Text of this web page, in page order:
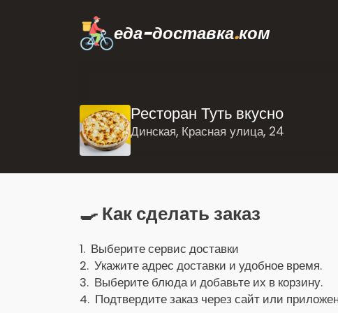
еда-доставка.ком
Ресторан Туть вкусно
Динская, Красная улица, 24
🍳 Как сделать заказ
1. Выберите сервис доставки
2. Укажите адрес доставки и удобное время.
3. Выберите блюда и добавьте их в корзину.
4. Подтвердите заказ через сайт или